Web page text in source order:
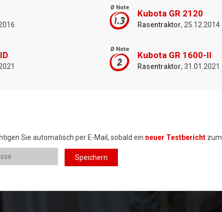
Ø Note
1.3
Kubota GR 2120
Rasentraktor, 25.12.2014
Ø Note
2
Kubota GR 1600-II
Rasentraktor, 31.01.2021
Sie automatisch per E-Mail, sobald ein neuer Testbericht zum
Speichern